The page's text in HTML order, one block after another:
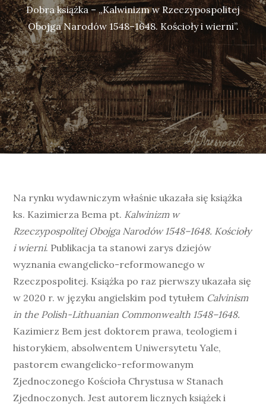
Dobra książka – „Kalwinizm w Rzeczypospolitej
Obojga Narodów 1548–1648. Kościoły i wierni”.
Na rynku wydawniczym właśnie ukazała się książka
ks. Kazimierza Bema pt. Kalwinizm w
Rzeczypospolitej Obojga Narodów 1548–1648. Kościoły
i wierni. Publikacja ta stanowi zarys dziejów
wyznania ewangelicko-reformowanego w
Rzeczpospolitej. Książka po raz pierwszy ukazała się
w 2020 r. w języku angielskim pod tytułem Calvinism
in the Polish-Lithuanian Commonwealth 1548–1648.
Kazimierz Bem jest doktorem prawa, teologiem i
historykiem, absolwentem Uniwersytetu Yale,
pastorem ewangelicko-reformowanym
Zjednoczonego Kościoła Chrystusa w Stanach
Zjednoczonych. Jest autorem licznych książek i